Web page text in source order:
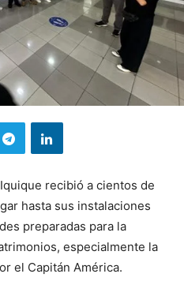
recibió a cientos de
hasta sus instalaciones
preparadas para la
especialmente la
el Capitán América.